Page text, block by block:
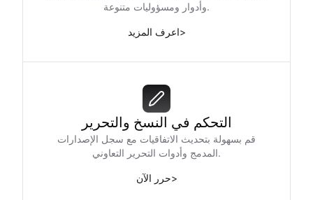
وأدوار ومسؤوليات متنوعة.
اعرف المزيد>
التحكم في النسخ والتحرير
قم بسهولة بتحديث الاتفاقيات مع سجل الإصدارات
المدمج وأدوات التحرير التعاوني.
حرر الآن>